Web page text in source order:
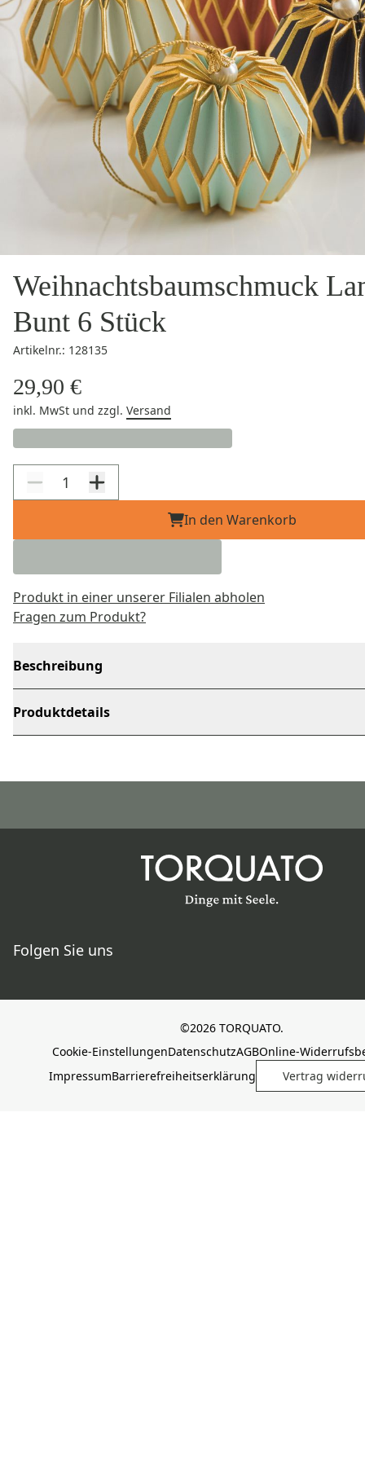
Weihnachtsbaumschmuck
Bunt 6 Stück
Artikelnr.: 128135
29,90 €
inkl. MwSt und zzgl. Versand
In den Warenkorb
Produkt in einer unserer Filialen abholen
Fragen zum Produkt?
Beschreibung
Produktdetails
Folgen Sie uns
©2026 TORQUATO.
Cookie-EinstellungenDatenschutzAGBOnline-
ImpressumBarrierefreiheitserklärung Vertrag